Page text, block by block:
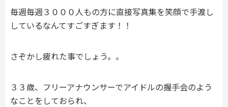
毎週毎週３０００人もの方に直接写真集を笑顔で手渡し
しているなんてすごすぎます！！
さぞかし疲れた事でしょう。。
３３歳、フリーアナウンサーでアイドルの握手会のよう
なことをしておられ、